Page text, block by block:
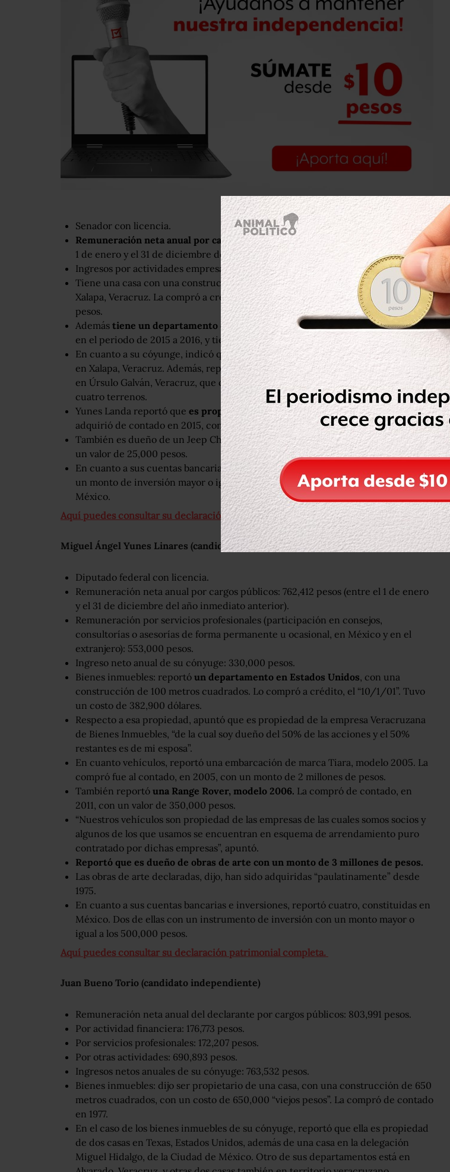
Senador con licencia.
Remuneración neta anual por cargos públicos: 1 millón 804,324 pesos ( entre el
1 de enero y el 31 de diciembre del año 2015).
Ingresos por actividades empresariales: cero.
Tiene una casa con una construcción de 360 metros cuadrados, ubicada en
Xalapa, Veracruz. La compró a crédito, en 2006. Su valor es de 2 millones 40,000
pesos.
Además tiene un departamento en Boca del Río, Veracruz.La compró a crédito
en el periodo de 2015 a 2016, y tiene un valor de 5 millones 204,000 pesos.
En cuanto a su cóyunge, indicó que comparte con ella la propiedad de una casa
en Xalapa, Veracruz. Además, reportó que su cónyuge es propietaria de otra casa
en Úrsulo Galván, Veracruz, que compró al contado en 2010, y de al menos otros
cuatro terrenos.
Yunes Landa reportó que es propietario de una Range Rover, modelo 2007
. La
adquirió de contado en 2015, con un valor de 245,000 pesos.
También es dueño de un Jeep Cherokee, modelo 1997. Lo adquirió en 2007, con
un valor de 25,000 pesos.
En cuanto a sus cuentas bancarias e inversiones, reportó cuatro. Dos de ellas con
un monto de inversión mayor o igual a los 500,000 pesos, constituidas en
México.
Aquí puedes consultar su declaración patrimonial completa.
Miguel Ángel Yunes Linares (candidato de la alianza PAN-PRD)
Diputado federal con licencia.
Remuneración neta anual por cargos públicos: 762,412 pesos (entre el 1 de enero
y el 31 de diciembre del año inmediato anterior).
Remuneración por servicios profesionales (participación en consejos,
consultorías o asesorías de forma permanente u ocasional, en México y en el
extranjero): 553,000 pesos.
Ingreso neto anual de su cónyuge: 330,000 pesos.
Bienes inmuebles: reportó un departamento en Estados Unidos, con una
construcción de 100 metros cuadrados. Lo compró a crédito, el “10/1/01”. Tuvo
un costo de 382,900 dólares.
Respecto a esa propiedad, apuntó que es propiedad de la empresa Veracruzana
de Bienes Inmuebles, “de la cual soy dueño del 50% de las acciones y el 50%
restantes es de mi esposa”.
En cuanto vehículos, reportó una embarcación de marca Tiara, modelo 2005. La
compró fue al contado, en 2005, con un monto de 2 millones de pesos.
También reportó una Range Rover, modelo 2006. La compró de contado, en
2011, con un valor de 350,000 pesos.
“Nuestros vehículos son propiedad de las empresas de las cuales somos socios y
algunos de los que usamos se encuentran en esquema de arrendamiento puro
contratado por dichas empresas”, apuntó.
Reportó que es dueño de obras de arte con un monto de 3 millones de pesos.
Las obras de arte declaradas, dijo, han sido adquiridas “paulatinamente” desde
1975.
En cuanto a sus cuentas bancarias e inversiones, reportó cuatro, constituidas en
México. Dos de ellas con un instrumento de inversión con un monto mayor o
igual a los 500,000 pesos.
Aquí puedes consultar su declaración patrimonial completa.
Juan Bueno Torio (candidato independiente)
Remuneración neta anual del declarante por cargos públicos: 803,991 pesos.
Por actividad financiera: 176,773 pesos.
Por servicios profesionales: 172,207 pesos.
Por otras actividades: 690,893 pesos.
Ingresos netos anuales de su cónyuge: 763,532 pesos.
Bienes inmuebles: dijo ser propietario de una casa, con una construcción de 650
metros cuadrados, con un costo de 650,000 “viejos pesos”. La compró de contado
en 1977.
En el caso de los bienes inmuebles de su cónyuge, reportó que ella es propiedad
de dos casas en Texas, Estados Unidos, además de una casa en la delegación
Miguel Hidalgo, de la Ciudad de México. Otro de sus departamentos está en